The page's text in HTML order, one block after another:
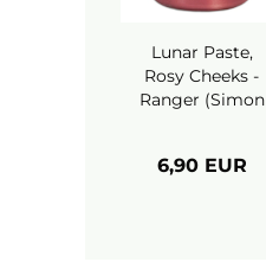
Lunar Paste,
Rosy Cheeks -
Ranger (Simon
6,90 EUR